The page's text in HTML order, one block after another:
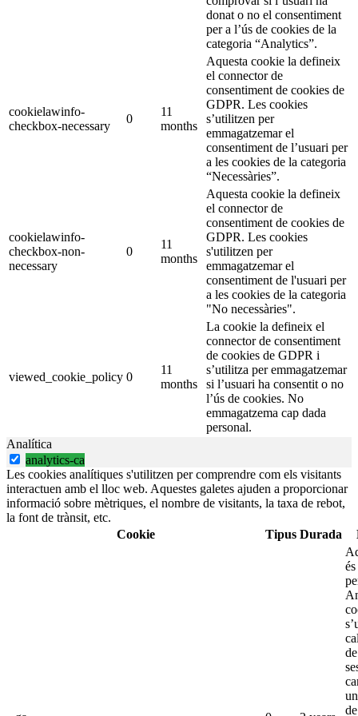
donat o no el consentiment
per a l’ús de cookies de la
categoria “Analytics”.
cookielawinfo-
checkbox-necessary
0
11
months
Aquesta cookie la defineix
el connector de
consentiment de cookies de
GDPR. Les cookies
s’utilitzen per
emmagatzemar el
consentiment de l’usuari per
a les cookies de la categoria
“Necessàries”.
cookielawinfo-
checkbox-non-
necessary
0
11
months
Aquesta cookie la defineix
el connector de
consentiment de cookies de
GDPR. Les cookies
s'utilitzen per
emmagatzemar el
consentiment de l'usuari per
a les cookies de la categoria
"No necessàries".
viewed_cookie_policy 0
11
months
La cookie la defineix el
connector de consentiment
de cookies de GDPR i
s’utilitza per emmagatzemar
si l’usuari ha consentit o no
l’ús de cookies. No
emmagatzema cap dada
personal.
Analítica
analytics-ca
Les cookies analítiques s'utilitzen per comprendre com els visitants
interactuen amb el lloc web. Aquestes galetes ajuden a proporcionar
informació sobre mètriques, el nombre de visitants, la taxa de rebot,
la font de trànsit, etc.
Cookie
Tipus Durada